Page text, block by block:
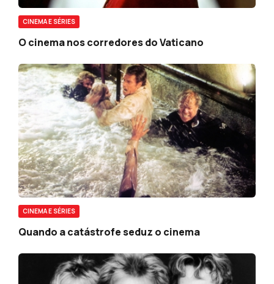
CINEMA E SÉRIES
O cinema nos corredores do Vaticano
CINEMA E SÉRIES
Quando a catástrofe seduz o cinema